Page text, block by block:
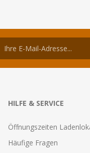
HILFE & SERVICE
Öffnungszeiten
Häufige Fragen